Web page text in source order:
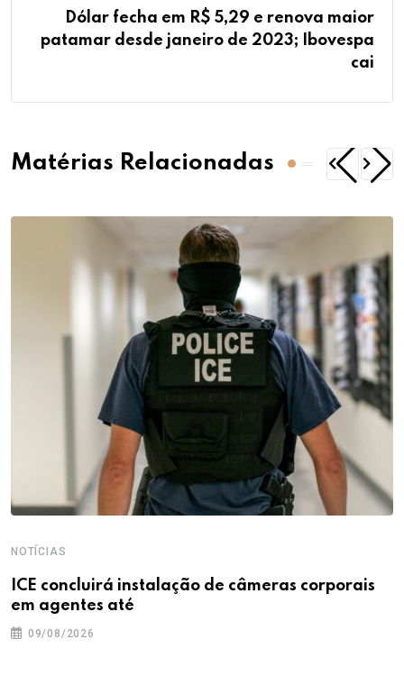
Dólar fecha em R$ 5,29 e renova maior
patamar desde janeiro de 2023; Ibovespa
cai
Matérias Relacionadas
NOTÍCIAS
ICE concluirá instalação de câmeras corporais
em agentes até
09/08/2026